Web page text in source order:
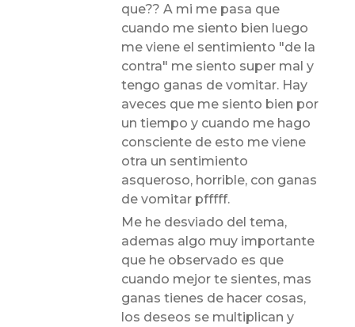
que?? A mi me pasa que
cuando me siento bien luego
me viene el sentimiento "de la
contra" me siento super mal y
tengo ganas de vomitar. Hay
aveces que me siento bien por
un tiempo y cuando me hago
consciente de esto me viene
otra un sentimiento
asqueroso, horrible, con ganas
de vomitar pfffff.
Me he desviado del tema,
ademas algo muy importante
que he observado es que
cuando mejor te sientes, mas
ganas tienes de hacer cosas,
los deseos se multiplican y